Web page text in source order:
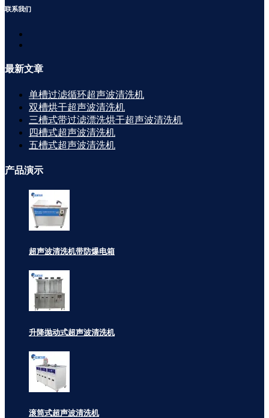
联系我们
最新文章
单槽过滤循环超声波清洗机
双槽烘干超声波清洗机
三槽式带过滤漂洗烘干超声波清洗机
四槽式超声波清洗机
五槽式超声波清洗机
产品演示
超声波清洗机带防爆电箱
升降抛动式超声波清洗机
滚筒式超声波清洗机